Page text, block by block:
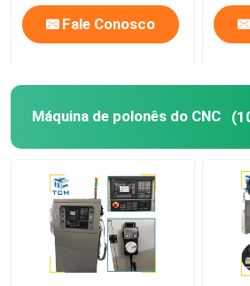
Fale Conosco
Máquina de polonês do CNC